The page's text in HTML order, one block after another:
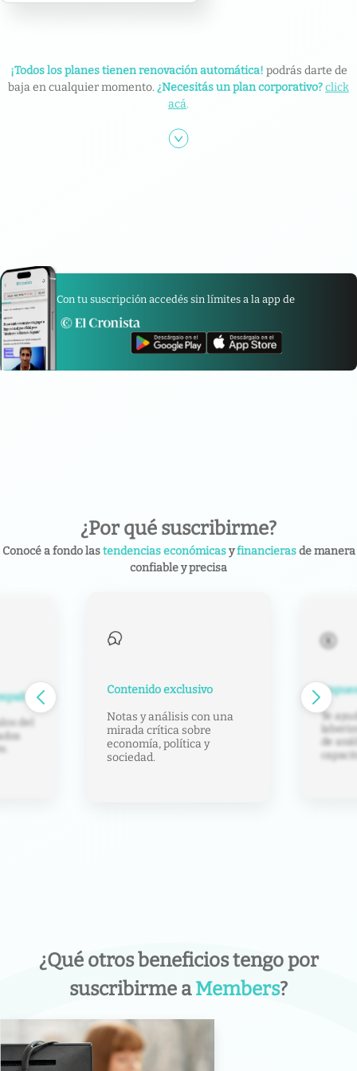
¡Todos los planes tienen renovación automática! podrás darte de
baja en cualquier momento. ¿Necesitás un plan corporativo?click
acá.
Con tu suscripción accedés sin límites a la app de
¿Por qué suscribirme?
Conocé a fondo lastendencias económicasyfinancierasde manera
confiable y precisa
del
Contenido exclusivo
Notas y análisis con una
mirada crítica sobre
economía, política y
sociedad.
Te
de
¿Qué otros beneficios tengo por
suscribirme aMembers?